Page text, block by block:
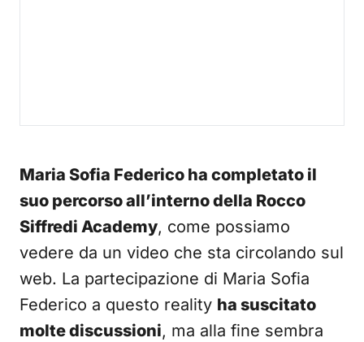
Maria Sofia Federico ha completato il
suo percorso all’interno della Rocco
Siffredi Academy, come possiamo
vedere da un video che sta circolando sul
web. La partecipazione di Maria Sofia
Federico a questo reality ha suscitato
molte discussioni, ma alla fine sembra